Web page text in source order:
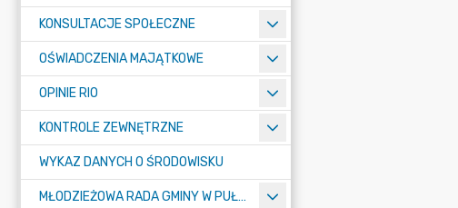
KONSULTACJE SPOŁECZNE
OŚWIADCZENIA MAJĄTKOWE
OPINIE RIO
KONTROLE ZEWNĘTRZNE
WYKAZ DANYCH O ŚRODOWISKU
MŁODZIEŻOWA RADA GMINY W PUŁTUSKU